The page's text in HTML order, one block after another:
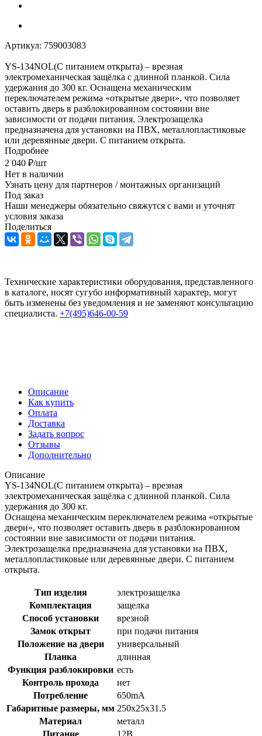
Артикул: 759003083
YS-134NOL(С питанием открыта) – врезная
электромеханическая защёлка с длинной планкой. Сила
удержания до 300 кг. Оснащена механическим
переключателем режима «открытые двери», что позволяет
оставить дверь в разблокированном состоянии вне
зависимости от подачи питания. Электрозащелка
предназначена для установки на ПВХ, металлопластиковые
или деревянные двери. С питанием открыта.
Подробнее
2 040 ₽/шт
Нет в наличии
Узнать цену для партнеров / монтажных организаций
Под заказ
Наши менеджеры обязательно свяжутся с вами и уточнят
условия заказа
Поделиться
Технические характеристики оборудования, представленного
в каталоге, носят сугубо информативный характер, могут
быть изменены без уведомления и не заменяют консультацию
специалиста. +7(495)646-00-59
Описание
Как купить
Оплата
Доставка
Задать вопрос
Отзывы
Дополнительно
Описание
YS-134NOL(С питанием открыта) – врезная
электромеханическая защёлка с длинной планкой. Сила
удержания до 300 кг.
Оснащена механическим переключателем режима «открытые
двери», что позволяет оставить дверь в разблокированном
состоянии вне зависимости от подачи питания.
Электрозащелка предназначена для установки на ПВХ,
металлопластиковые или деревянные двери. С питанием
открыта.
Тип изделия
электрозащелка
Комплектация
защелка
Способ установки
врезной
Замок открыт
при подачи питания
Положение на двери
универсальный
Планка
длинная
Функция разблокировки есть
Контроль прохода
нет
Потребление
650mA
Габаритные размеры, мм 250х25х31.5
Материал
металл
Питание
12В